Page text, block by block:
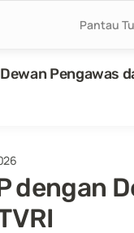
dengan
Pengawas
Pantau